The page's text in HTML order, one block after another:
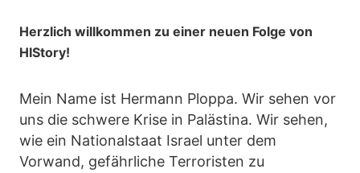
Herzlich willkommen zu einer neuen Folge von
HIStory!
Mein Name ist Hermann Ploppa. Wir sehen vor
uns die schwere Krise in Palästina. Wir sehen,
wie ein Nationalstaat Israel unter dem
Vorwand, gefährliche Terroristen zu